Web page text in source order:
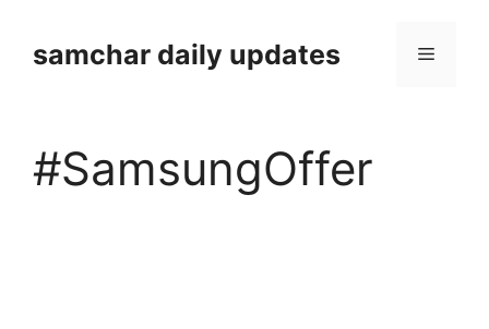
contentsamchar daily updates Menu
#SamsungOffer